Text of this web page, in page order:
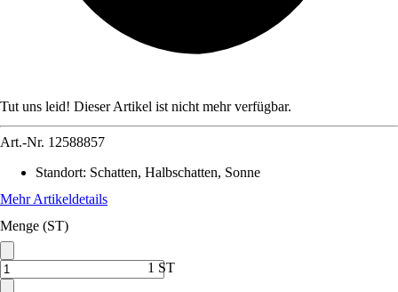
Tut uns leid! Dieser Artikel ist nicht mehr verfügbar.
Art.-Nr. 12588857
Standort: Schatten, Halbschatten, Sonne
Mehr Artikeldetails
Menge (ST)
1 ST